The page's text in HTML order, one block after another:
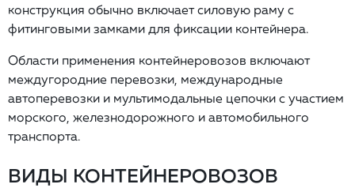
конструкция обычно включает силовую раму с
фитинговыми замками для фиксации контейнера.
Области применения контейнеровозов включают
междугородние перевозки, международные
автоперевозки и мультимодальные цепочки с участием
морского, железнодорожного и автомобильного
транспорта.
ВИДЫ КОНТЕЙНЕРОВОЗОВ